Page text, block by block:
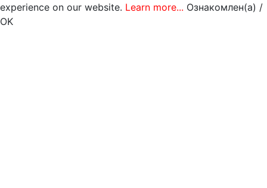
experience on our website. Learn more... Ознакомлен(а) /
OK